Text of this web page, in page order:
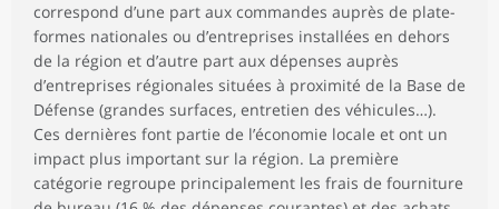
correspond d’une part aux commandes auprès de plate-
formes nationales ou d’entreprises installées en dehors
de la région et d’autre part aux dépenses auprès
d’entreprises régionales situées à proximité de la Base de
Défense (grandes surfaces, entretien des véhicules…).
Ces dernières font partie de l’économie locale et ont un
impact plus important sur la région. La première
catégorie regroupe principalement les frais de fourniture